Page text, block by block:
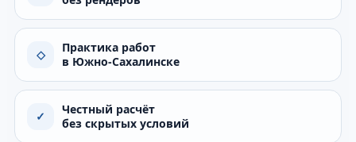
◇
Практика работ
в Южно-Сахалинске
✓
Честный расчёт
без скрытых условий